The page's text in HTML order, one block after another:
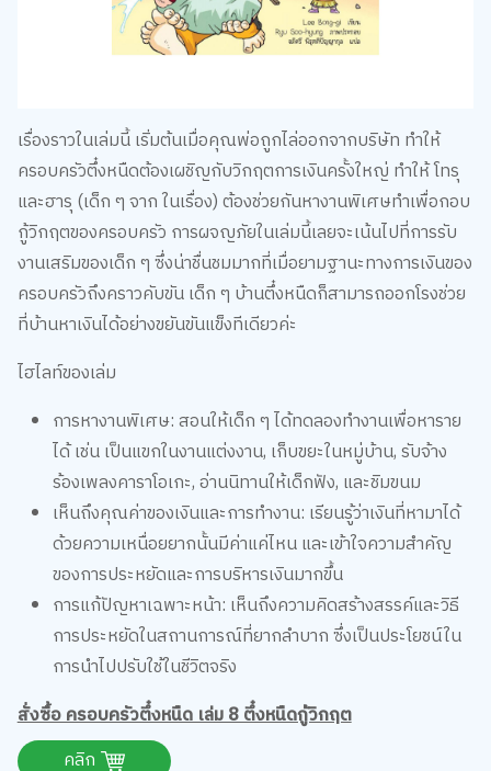
และฮารุ (เด็ก ๆ จาก ในเรื่อง) ต้องช่วยกันหางานพิเศษทำเพื่อกอบ
กู้วิกฤตของครอบครัว การผจญภัยในเล่มนี้เลยจะเน้นไปที่การรับ
งานเสริมของเด็ก ๆ ซึ่งน่าชื่นชมมากที่เมื่อยามฐานะทางการเงินของ
ครอบครัวถึงคราวคับขัน เด็ก ๆ บ้านตึ๋งหนืดก็สามารถออกโรงช่วย
ที่บ้านหาเงินได้อย่างขยันขันแข็งทีเดียวค่ะ
ไฮไลท์ของเล่ม
การหางานพิเศษ: สอนให้เด็ก ๆ ได้ทดลองทำงานเพื่อหาราย
ร้องเพลงคาราโอเกะ, อ่านนิทานให้เด็กฟัง, และชิมขนม
เห็นถึงคุณค่าของเงินและการทำงาน: เรียนรู้ว่าเงินที่หามาได้
ด้วยความเหนื่อยยากนั้นมีค่าแค่ไหน และเข้าใจความสำคัญ
ของการประหยัดและการบริหารเงินมากขึ้น
การแก้ปัญหาเฉพาะหน้า: เห็นถึงความคิดสร้างสรรค์และวิธี
การประหยัดในสถานการณ์ที่ยากลำบาก ซึ่งเป็นประโยชน์ใน
การนำไปปรับใช้ในชีวิตจริง
สั่งซื้อ ครอบครัวตึ๋งหนืด เล่ม 8 ตึ๋งหนืดกู้วิกฤต
คลิก